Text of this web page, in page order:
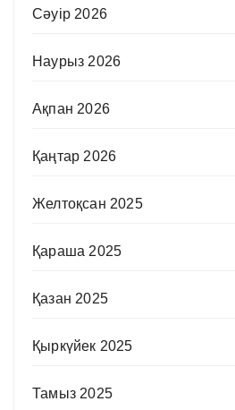
Сәуір 2026
Наурыз 2026
Ақпан 2026
Қаңтар 2026
Желтоқсан 2025
Қараша 2025
Қазан 2025
Қыркүйек 2025
Тамыз 2025